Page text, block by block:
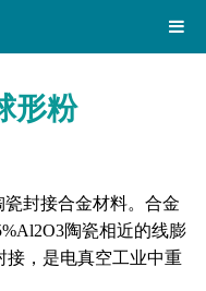
形粉
封接合金材料。合金
陶瓷相近的线膨
接，是电真空工业中重